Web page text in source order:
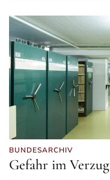
BUNDESARCHIV
Gefahr im Verzug